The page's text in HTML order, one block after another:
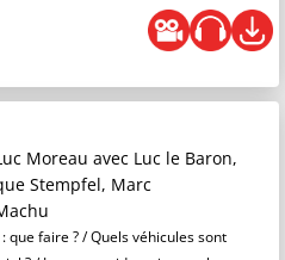
Moreau avec Luc le Baron,
Stempfel, Marc
que faire ? / Quels véhicules sont